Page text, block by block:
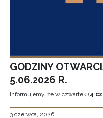
GODZINY
5.06.2026 R.
Informujemy, że w czwartek (4
3 czerwca, 2026